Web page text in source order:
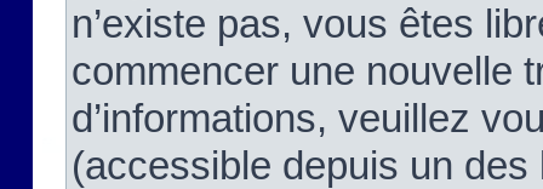
n’existe pas, vous êtes
commencer une nouvelle
d’informations, veuillez
(accessible depuis un